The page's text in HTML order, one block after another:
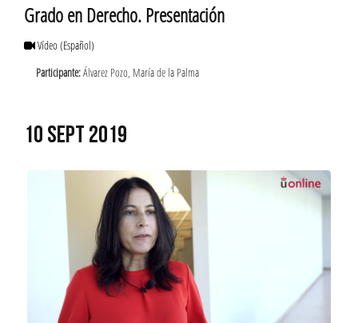
Grado en Derecho. Presentación
Vídeo(Español)
Participante:Álvarez Pozo, María de la Palma
10 SEPT 2019